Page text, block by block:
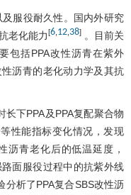
服役耐久性。国内外研究
老化能力 [6, 12, 38]。目前关
包括PPA改性沥青在紫外
沥青的老化动力学及其抗
下PPA及PPA复配聚合物
性能指标变化情况，发现
沥青老化后的低温延度，
面服役过程中的抗紫外线
分析了PPA复合SBS改性沥